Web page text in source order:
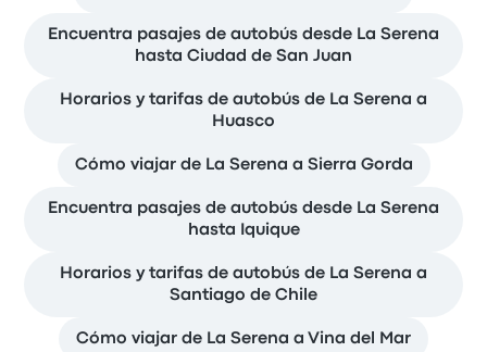
Encuentra pasajes de autobús desde La Serena
hasta Ciudad de San Juan
Horarios y tarifas de autobús de La Serena a
Huasco
Cómo viajar de La Serena a Sierra Gorda
Encuentra pasajes de autobús desde La Serena
hasta Iquique
Horarios y tarifas de autobús de La Serena a
Santiago de Chile
Cómo viajar de La Serena a Vina del Mar